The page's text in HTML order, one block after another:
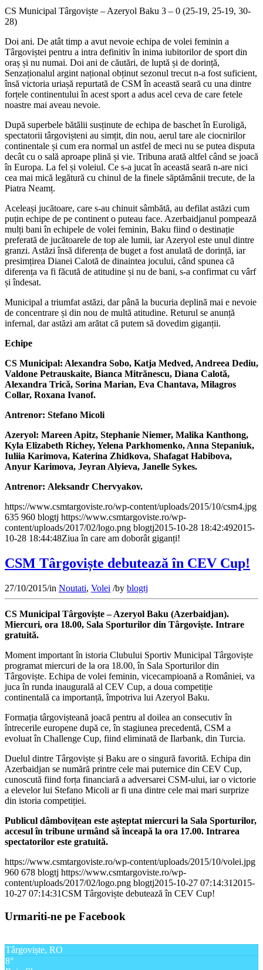
CS Municipal Târgoviște – Azeryol Baku 3 – 0 (25-19, 25-19, 30-
28)
Doi ani. De atât timp a avut nevoie echipa de volei feminin a
Târgoviștei pentru a intra definitiv în inima iubitorilor de sport din
oraș și nu numai. Doi ani de căutări, de luptă și de dorință,
Senzaționalul argint național obținut sezonul trecut n-a fost suficient,
însă victoria uriașă repurtată de CSM în această seară cu una dintre
forțele continentului în acest sport a adus acel ceva de care fetele
noastre mai aveau nevoie.
După superbele bătălii susținute de echipa de baschet în Euroligă,
spectatorii târgovișteni au simțit, din nou, aerul tare ale ciocnirilor
continentale și cum era normal un astfel de meci nu se putea disputa
decât cu o sală aproape plină și vie. Tribuna arată altfel când se joacă
în Europa. La fel și voleiul. Ce s-a jucat în această seară n-are nici
cea mai mică legătură cu chinul de la finele săptămânii trecute, de la
Piatra Neamț.
Aceleași jucătoare, care s-au chinuit sâmbătă, au defilat astăzi cum
puțin echipe de pe continent o puteau face. Azerbaidjanul pompează
mulți bani în echipele de volei feminin, Baku fiind o destinație
preferată de jucătoarele de top ale lumii, iar Azeryol este unul dintre
granzi. Astăzi însă diferența de buget a fost anulată de dorință, iar
presimțirea Dianei Calotă de dinaintea jocului, când spunea că
diferența va fi făcută de atitudine și nu de bani, s-a confirmat cu vârf
și îndesat.
Municipal a triumfat astăzi, dar până la bucuria deplină mai e nevoie
de concentrare și din nou de multă atitudine. Returul se anunță
infernal, dar astăzi am arătat că putem să dovedim giganții.
Echipe
CS Municipal: Alexandra Sobo, Katja Medved, Andreea Dediu,
Valdone Petrauskaite, Bianca Mitrănescu, Diana Calotă,
Alexandra Trică, Sorina Marian, Eva Chantava, Milagros
Collar, Roxana Ivanof.
Antrenor: Stefano Micoli
Azeryol: Mareen Apitz, Stephanie Niemer, Malika Kanthong,
Kyla Elizabeth Richey, Yelena Parkhomenko, Anna Stepaniuk,
Iuliia Karimova, Katerina Zhidkova, Shafagat Habibova,
Anyur Karimova, Jeyran Alyieva, Janelle Sykes.
Antrenor: Aleksandr Chervyakov.
https://www.csmtargoviste.ro/wp-content/uploads/2015/10/csm4.jpg
635 960 blogtj https://www.csmtargoviste.ro/wp-
content/uploads/2017/02/logo.png blogtj2015-10-28 18:42:492015-
10-28 18:44:48Ziua în care am doborât giganți!
CSM Târgoviște debutează în CEV Cup!
27/10/2015/in Noutati, Volei /by blogtj
CS Municipal Târgoviște – Azeryol Baku (Azerbaidjan).
Miercuri, ora 18.00, Sala Sporturilor din Târgoviște. Intrare
gratuită.
Moment important în istoria Clubului Sportiv Municipal Târgoviște
programat miercuri de la ora 18.00, în Sala Sporturilor din
Târgoviște. Echipa de volei feminin, vicecampioană a României, va
juca în runda inaugurală al CEV Cup, a doua competiție
continentală ca importanță, împotriva lui Azeryol Baku.
Formația târgovișteană joacă pentru al doilea an consecutiv în
întrecerile europene după ce, în stagiunea precedentă, CSM a
evoluat în Challenge Cup, fiind eliminată de Ilarbank, din Turcia.
Duelul dintre Târgoviște și Baku are o singură favorită. Echipa din
Azerbaidjan se numără printre cele mai puternice din CEV Cup,
cunoscută fiind forța financiară a adversarei CSM-ului, iar o victorie
a elevelor lui Stefano Micoli ar fi una dintre cele mai mari surprize
din istoria competiției.
Publicul dâmbovițean este așteptat miercuri la Sala Sporturilor,
accesul în tribune urmând să înceapă la ora 17.00. Intrarea
spectatorilor este gratuită.
https://www.csmtargoviste.ro/wp-content/uploads/2015/10/volei.jpg
960 678 blogtj https://www.csmtargoviste.ro/wp-
content/uploads/2017/02/logo.png blogtj2015-10-27 07:14:31 2015-
10-27 07:14:31CSM Târgoviște debutează în CEV Cup!
Urmariti-ne pe Facebook
Târgoviște, RO
8°